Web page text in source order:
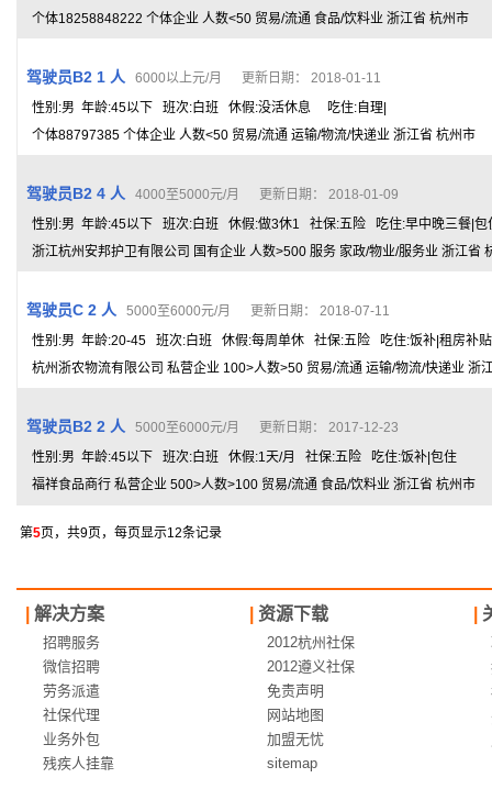
个体18258848222 个体企业 人数<50 贸易/流通 食品/饮料业 浙江省 杭州市
驾驶员B2 1 人
6000以上元/月 更新日期： 2018-01-11
性别:男 年龄:45以下 班次:白班 休假:没活休息 吃住:自理|
个体88797385 个体企业 人数<50 贸易/流通 运输/物流/快递业 浙江省 杭州市
驾驶员B2 4 人
4000至5000元/月 更新日期： 2018-01-09
性别:男 年龄:45以下 班次:白班 休假:做3休1 社保:五险 吃住:早中晚三餐|包
浙江杭州安邦护卫有限公司 国有企业 人数>500 服务 家政/物业/服务业 浙江省
驾驶员C 2 人
5000至6000元/月 更新日期： 2018-07-11
性别:男 年龄:20-45 班次:白班 休假:每周单休 社保:五险 吃住:饭补|租房补贴
杭州浙农物流有限公司 私营企业 100>人数>50 贸易/流通 运输/物流/快递业 浙
驾驶员B2 2 人
5000至6000元/月 更新日期： 2017-12-23
性别:男 年龄:45以下 班次:白班 休假:1天/月 社保:五险 吃住:饭补|包住
福祥食品商行 私营企业 500>人数>100 贸易/流通 食品/饮料业 浙江省 杭州市
第5页，共9页，每页显示12条记录
解决方案 资源下载
招聘服务
微信招聘
劳务派遣
社保代理
业务外包
残疾人挂靠
2012杭州社保
2012遵义社保
免责声明
网站地图
加盟无忧
sitemap